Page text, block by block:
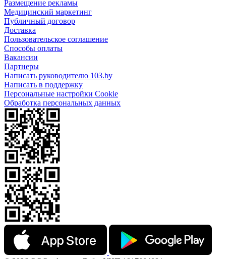
Размещение рекламы
Медицинский маркетинг
Публичный договор
Доставка
Пользовательское соглашение
Способы оплаты
Вакансии
Партнеры
Написать руководителю 103.by
Написать в поддержку
Персональные настройки Cookie
Обработка персональных данных